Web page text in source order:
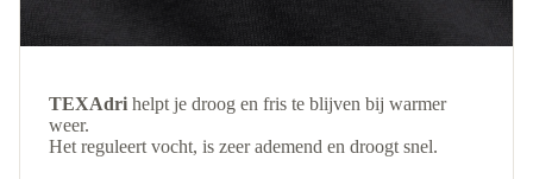
TEXAdri helpt je droog en fris te blijven bij warmer
weer.
Het reguleert vocht, is zeer ademend en droogt snel.